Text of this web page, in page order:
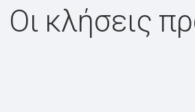
Οι κλήσεις